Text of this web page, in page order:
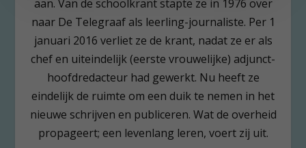
aan. Van de schoolkrant stapte ze in 1976 over
naar De Telegraaf als leerling-journaliste. Per 1
januari 2016 verliet ze de krant, nadat ze er als
chef en uiteindelijk (eerste vrouwelijke) adjunct-
hoofdredacteur had gewerkt. Nu heeft ze
eindelijk de ruimte om een duik te nemen in het
nieuwe schrijven en publiceren. Wat de overheid
propageert; een levenlang leren, voert zij uit.